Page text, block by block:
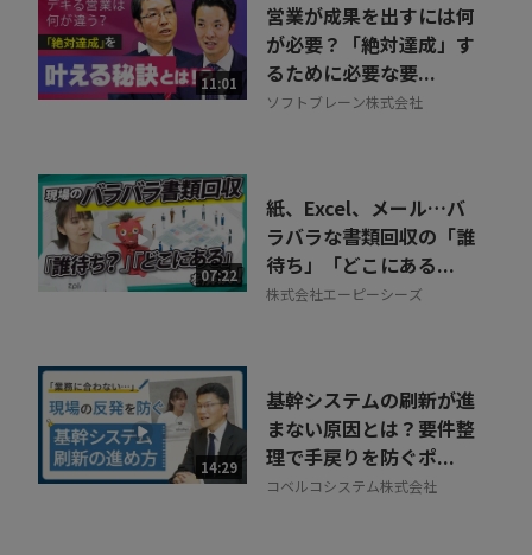
11:01
営業が成果を出すには何
が必要？「絶対達成」す
るために必要な要...
ソフトブレーン株式会社
07:22
紙、Excel、メール…バ
ラバラな書類回収の「誰
待ち」「どこにある...
株式会社エーピーシーズ
14:29
基幹システムの刷新が進
まない原因とは？要件整
理で手戻りを防ぐポ...
コベルコシステム株式会社